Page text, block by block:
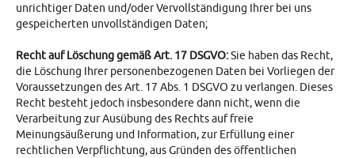
unrichtiger Daten und/oder Vervollständigung Ihrer bei uns
gespeicherten unvollständigen Daten;
Recht auf Löschung gemäß Art. 17 DSGVO:Sie haben das Recht,
die Löschung Ihrer personenbezogenen Daten bei Vorliegen der
Voraussetzungen des Art. 17 Abs. 1 DSGVO zu verlangen. Dieses
Recht besteht jedoch insbesondere dann nicht, wenn die
Verarbeitung zur Ausübung des Rechts auf freie
Meinungsäußerung und Information, zur Erfüllung einer
rechtlichen Verpflichtung, aus Gründen des öffentlichen